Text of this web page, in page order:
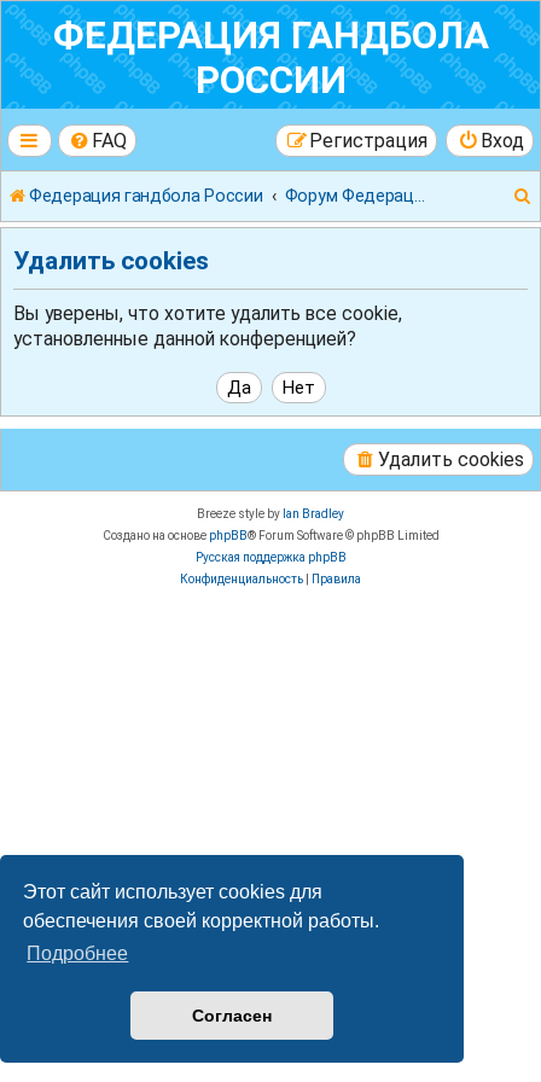
Этот сайт использует cookies для
обеспечения своей корректной работы.
Подробнее
Согласен
ФЕДЕРАЦИЯ ГАНДБОЛА
РОССИИ
FAQ Вход
Регистрация
Федерация гандбола России
Удалить cookies
Вы уверены, что хотите удалить все cookie,
установленные данной конференцией?
Удалить cookies
Breeze style by Ian Bradley
Создано на основе phpBB® Forum Software © phpBB Limited
Русская поддержка phpBB
Конфиденциальность
Правила